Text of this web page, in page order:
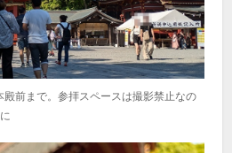
前まで。参拝スペースは撮影禁止なの